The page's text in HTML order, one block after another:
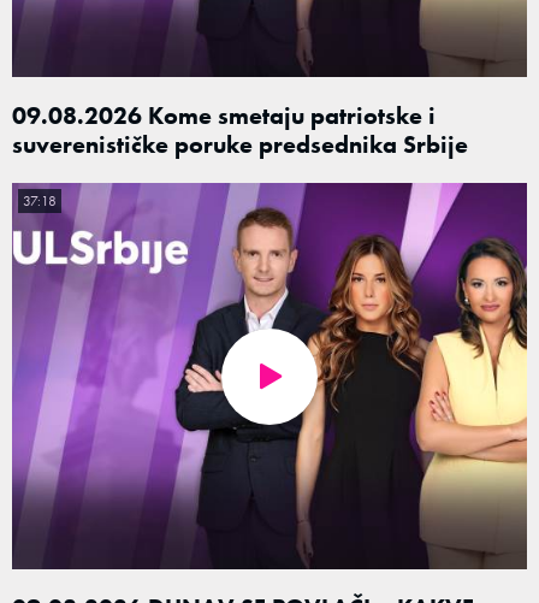
09.08.2026 Kome smetaju patriotske i
suverenističke poruke predsednika Srbije
37:18